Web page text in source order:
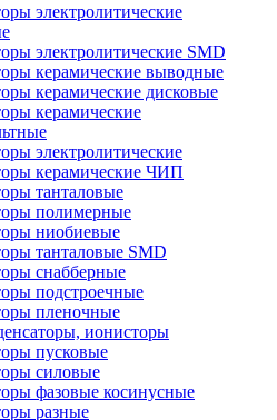
электролитические
электролитические SMD
керамические выводные
керамические дисковые
керамические
электролитические
керамические ЧИП
танталовые
полимерные
ниобиевые
танталовые SMD
снабберные
подстроечные
пленочные
ионисторы
пусковые
силовые
фазовые косинусные
разные